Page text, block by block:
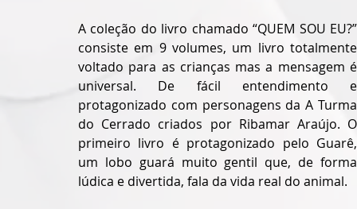
A coleção do livro chamado “QUEM SOU EU?”
consiste em 9 volumes, um livro totalmente
voltado para as crianças mas a mensagem é
universal. De fácil entendimento e
protagonizado com personagens da A Turma
do Cerrado criados por Ribamar Araújo. O
primeiro livro é protagonizado pelo Guarê,
um lobo guará muito gentil que, de forma
lúdica e divertida, fala da vida real do animal.